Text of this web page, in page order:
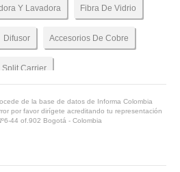
Y Lavadora Fibra De Vidrio
Difusor Accesorios De Cobre
Split Carrier
Neveras
de la base de datos de Informa Colombia
por favor dirígete acreditando tu representación
44 of.902 Bogotá - Colombia